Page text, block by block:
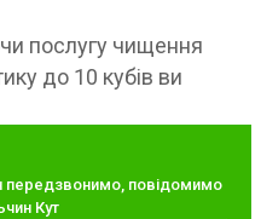
послугу чищення
до 10 кубів ви
передзвонимо, повідомимо
Кут